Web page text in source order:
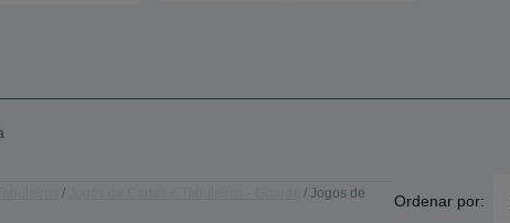
Jogos de
Ordenar por: